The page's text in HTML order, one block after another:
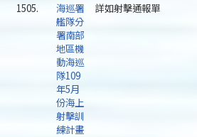
1505.
海巡署
艦隊分
署南部
地區機
動海巡
隊109
年5月
份海上
射擊訓
練計畫
詳如射擊通報單